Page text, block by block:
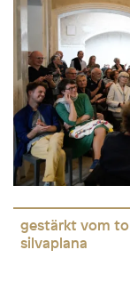
gestärkt vom
silvaplana